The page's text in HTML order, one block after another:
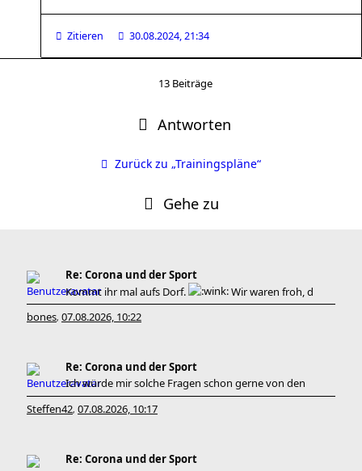
Zitieren 30.08.2024, 21:34
13 Beiträge
Antworten
Zurück zu „Trainingspläne“
Gehe zu
Re: Corona und der Sport
Kommt ihr mal aufs Dorf.
Wir waren froh, d
bones, 07.08.2026, 10:22
Re: Corona und der Sport
Ich würde mir solche Fragen schon gerne von den
Steffen42, 07.08.2026, 10:17
Re: Corona und der Sport